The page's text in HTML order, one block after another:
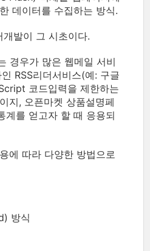
데이터를 수집하는 방식.
발이 그 시초이다.
경우가 많은 웹메일 서비
RSS리더서비스(예: 구글
코드입력을 제한하는
지, 오픈마켓 상품설명페
계를 얻고자 할 때 응용되
에 따라 다양한 방법으로
방식